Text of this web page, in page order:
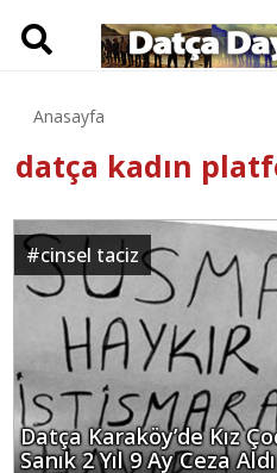
Anasayfa
datça kadın
#cinsel taciz
Datça Karaköy’de Kız
Sanık 2 Yıl 9 Ay Ceza Aldı